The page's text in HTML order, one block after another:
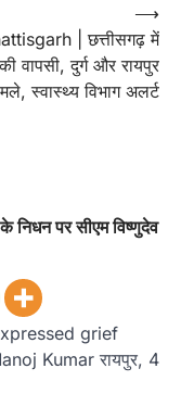
| छत्तीसगढ़ में
वापसी, दुर्ग और रायपुर
स्वास्थ्य विभाग अलर्ट
⟶
पर सीएम विष्णुदेव
grief
Kumar रायपुर, 4